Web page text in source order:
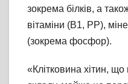
зокрема білків, а
вітаміни (В1, РР),
(зокрема фосфор).
«Клітковина хітин, що